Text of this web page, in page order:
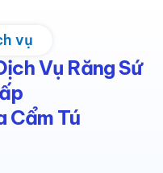
vụ
Vụ Răng Sứ
Cẩm Tú